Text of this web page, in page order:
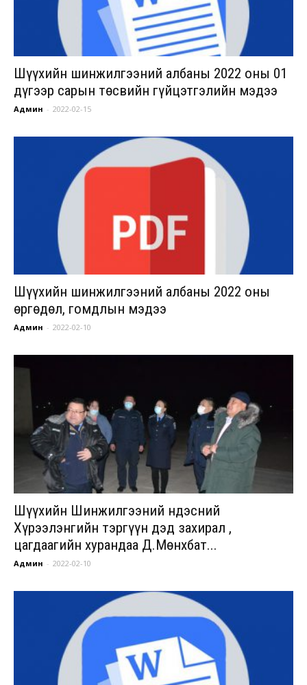
Шүүхийн шинжилгээний албаны 2022 оны 01
дүгээр сарын төсвийн гүйцэтгэлийн мэдээ
Админ - 2022-02-15
Шүүхийн шинжилгээний албаны 2022 оны
өргөдөл, гомдлын мэдээ
Админ - 2022-02-10
Шүүхийн Шинжилгээний Үндэсний
Хүрээлэнгийн тэргүүн дэд захирал ,
цагдаагийн хурандаа Д.Мөнхбат...
Админ - 2022-02-10